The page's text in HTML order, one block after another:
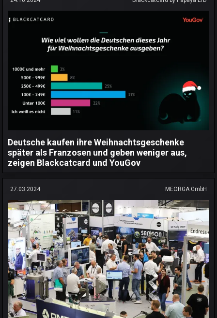
Deutsche kaufen ihre Weihnachtsgeschenke
später als Franzosen und geben weniger aus,
zeigen Blackcatcard und YouGov
27.03.2024 MEORGA GmbH